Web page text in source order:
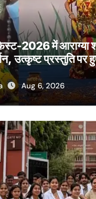
2026 में आराग्या
उत्कृष्ट प्रस्तुति पर
Aug 6, 2026